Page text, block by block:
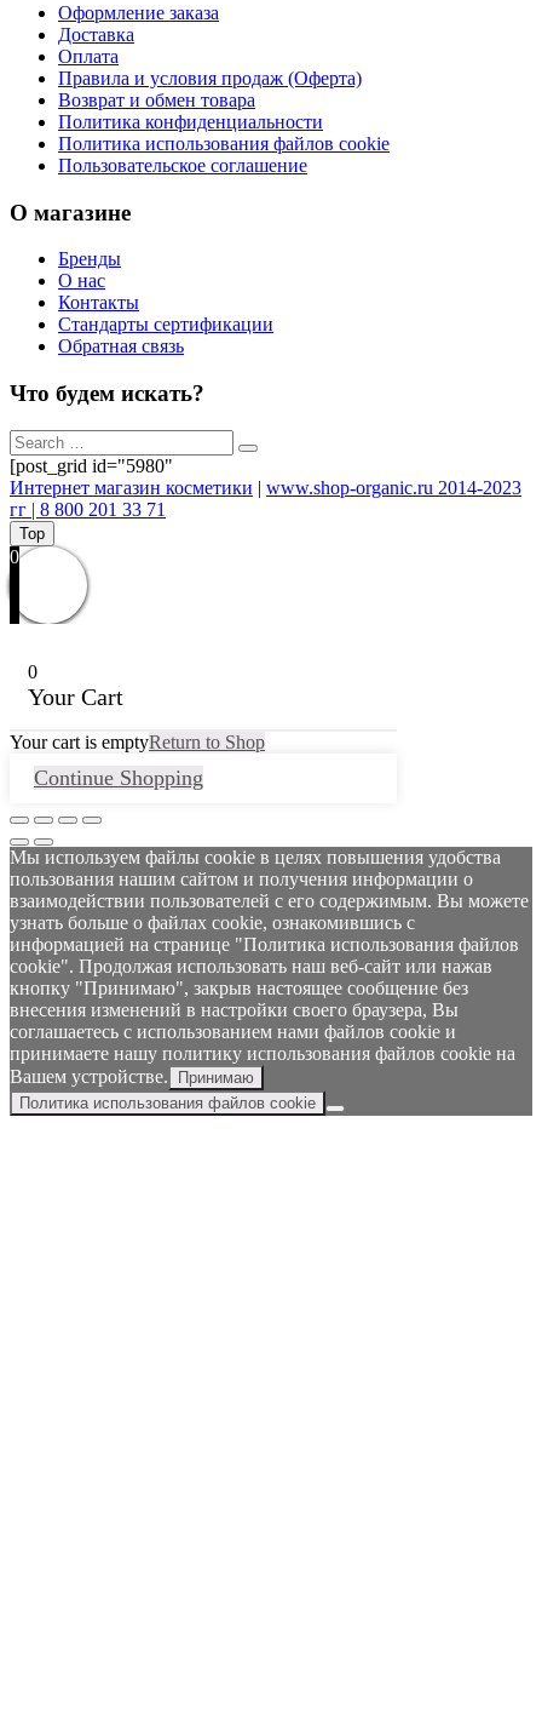
Оформление заказа
Доставка
Оплата
Правила и условия продаж (Оферта)
Возврат и обмен товара
Политика конфиденциальности
Политика использования файлов cookie
Пользовательское соглашение
О магазине
Бренды
О нас
Контакты
Стандарты сертификации
Обратная связь
Что будем искать?
[post_grid id="5980"
Интернет магазин косметики | www.shop-organic.ru 2014-2023
гг | 8 800 201 33 71
Top
0
0
Your Cart
Your cart is emptyReturn to Shop
Continue Shopping
Мы используем файлы cookie в целях повышения удобства
пользования нашим сайтом и получения информации о
взаимодействии пользователей с его содержимым. Вы можете
узнать больше о файлах cookie, ознакомившись с
информацией на странице "Политика использования файлов
cookie". Продолжая использовать наш веб-сайт или нажав
кнопку "Принимаю", закрыв настоящее сообщение без
внесения изменений в настройки своего браузера, Вы
соглашаетесь с использованием нами файлов cookie и
принимаете нашу политику использования файлов cookie на
Вашем устройстве.
Принимаю
Политика использования файлов cookie